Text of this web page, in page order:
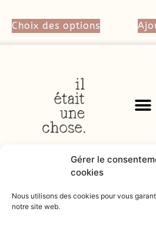
Gérer le
cookies
Nous utilisons des cookies pour vous
notre site web.
Choix des options